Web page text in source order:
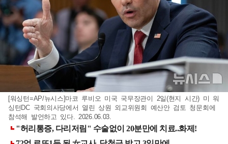
[워싱턴=AP/뉴시스]마코 루비오 미국 국무장관이 2일(현지 시간) 미 워
싱턴DC 국회의사당에서 열린 상원 외교위원회 예산안 검토 청문회에
참석해 발언하고 있다. 2026.06.03.